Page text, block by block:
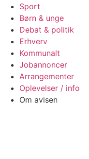
Sport
Børn & unge
Debat & politik
Erhverv
Kommunalt
Jobannoncer
Arrangementer
Oplevelser / info
Om avisen